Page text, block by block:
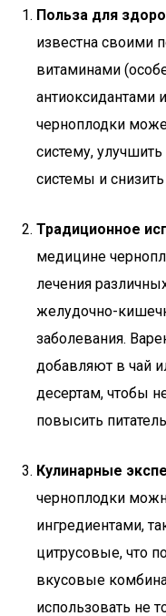
Польза для
известна своими
витаминами
антиоксидантами
черноплодки
систему,
системы и
Традиционное
медицине
лечения
желудочно-
заболевания.
добавляют в чай
десертам, чтобы
повысить
Кулинарные
черноплодки
ингредиентами,
цитрусовые, что
вкусовые
использовать не